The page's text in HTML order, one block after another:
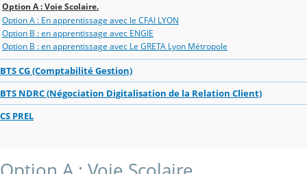
Option A : Voie Scolaire.
Option A : En apprentissage avec le CFAI LYON
Option B : en apprentissage avec ENGIE
Option B : en apprentissage avec Le GRETA Lyon Métropole
BTS CG (Comptabilité Gestion)
BTS NDRC (Négociation Digitalisation de la Relation Client)
CS PREL